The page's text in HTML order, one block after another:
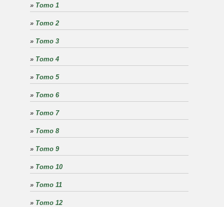
» Tomo 1
» Tomo 2
» Tomo 3
» Tomo 4
» Tomo 5
» Tomo 6
» Tomo 7
» Tomo 8
» Tomo 9
» Tomo 10
» Tomo 11
» Tomo 12